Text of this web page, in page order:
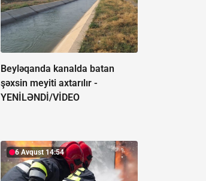
Beyləqanda kanalda batan
şəxsin meyiti axtarılır -
YENİLƏNDİ/VİDEO
6 Avqust 14:54